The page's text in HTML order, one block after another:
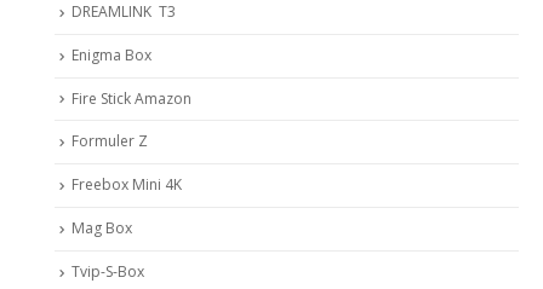
DREAMLINK T3
Enigma Box
Fire Stick Amazon
Formuler Z
Freebox Mini 4K
Mag Box
Tvip-S-Box